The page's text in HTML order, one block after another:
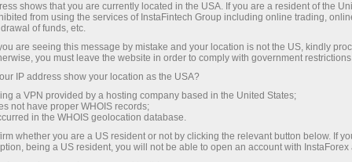
Notícias Da InstaForex
Você quer saber sobre todos os eventos, concursos
e alterações no horário de negociação da
InstaForex? Então, bem-vindo à página de notícias,
que publica material sobre o mais importante, útil e
interessante!
shows that you are currently located in the USA. If you are a resident of the
from using the services of InstaFintech Group including online trading,
of funds, etc.
are seeing this message by mistake and your location is not the US, kindly
you must leave the website in order to comply with government
IP address show your location as the USA?
a VPN provided by a hosting company based in the United States;
not have proper WHOIS records;
in the WHOIS geolocation database.
whether you are a US resident or not by clicking the relevant button below. If
being a US resident, you will not be able to open an account with InstaForex